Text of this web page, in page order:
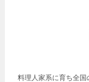
料理人家系に育ち全